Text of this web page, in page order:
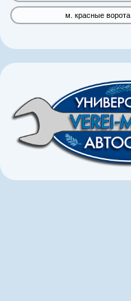
м. красные ворота